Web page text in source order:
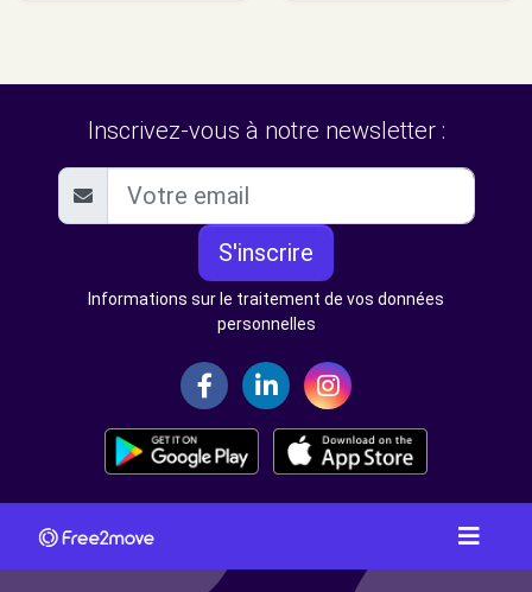
Inscrivez-vous à notre newsletter :
S'inscrire
Informations sur le traitement de vos données
personnelles